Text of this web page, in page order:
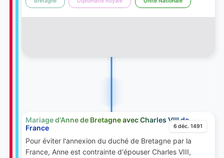
6 déc. 1491
Mariage d'Anne de Bretagne avec Charles VIII de
France
Pour éviter l'annexion du duché de Bretagne par la
France, Anne est contrainte d'épouser Charles VIII,